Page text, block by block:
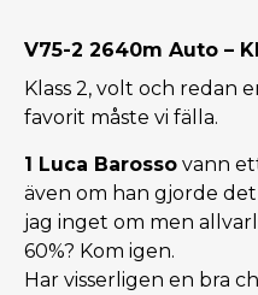
V75-2 2640m Auto –
Klass 2, volt och redan
favorit måste vi fälla.
1 Luca Barosso vann
även om han gjorde
jag inget om men
60%? Kom igen.
Har visserligen en bra